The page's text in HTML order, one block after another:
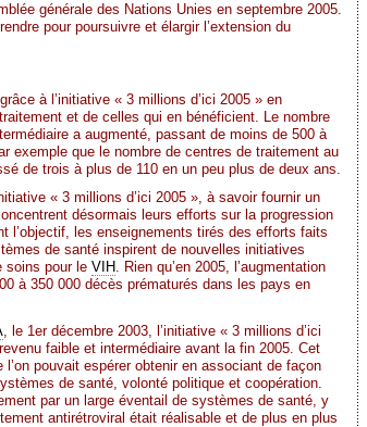
générale des Nations Unies en septembre 2005.
pour poursuivre et élargir l’extension du
à l’initiative « 3 millions d’ici 2005 » en
et de celles qui en bénéficient. Le nombre
a augmenté, passant de moins de 500 à
exemple que le nombre de centres de traitement au
de trois à plus de 110 en un peu plus de deux ans.
« 3 millions d’ici 2005 », à savoir fournir un
désormais leurs efforts sur la progression
l’objectif, les enseignements tirés des efforts faits
de santé inspirent de nouvelles initiatives
soins pour le VIH. Rien qu’en 2005, l’augmentation
à 350 000 décès prématurés dans les pays en
, le 1er décembre 2003, l’initiative « 3 millions d’ici
faible et intermédiaire avant la fin 2005. Cet
pouvait espérer obtenir en associant de façon
de santé, volonté politique et coopération.
par un large éventail de systèmes de santé, y
antirétroviral était réalisable et de plus en plus